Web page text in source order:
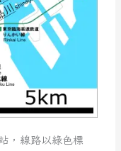
，線路以綠色標